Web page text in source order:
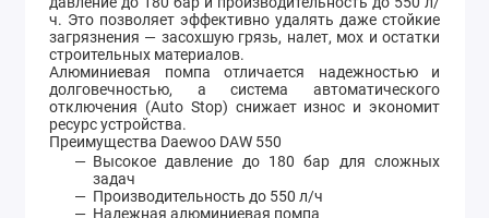
ч. Это позволяет эффективно удалять даже стойкие
загрязнения — засохшую грязь, налет, мох и остатки
строительных материалов.
Алюминиевая помпа отличается надежностью и
долговечностью, а система автоматического
отключения (Auto Stop) снижает износ и экономит
ресурс устройства.
Преимущества Daewoo DAW 550
Высокое давление до 180 бар для сложных
задач
Производительность до 550 л/ч
Надежная алюминиевая помпа